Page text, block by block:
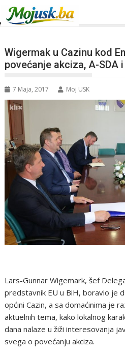
Wigermak u Cazinu kod
povećanje akciza, A-SDA
7 Maja, 2017 Moj USK
Lars-Gunnar Wigemark, šef
predstavnik EU u BiH, boravio je
općini Cazin, a sa domaćinima je
aktuelnih tema, kako lokalnog
dana nalaze u žiži interesovanja
svega o povećanju akciza.